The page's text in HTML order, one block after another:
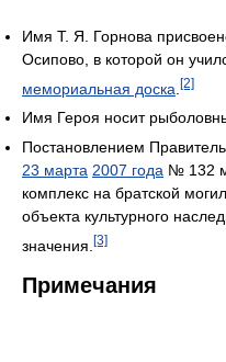
Имя Т. Я. Горнова
Осипово, в которой он
мемориальная доска [2]
Имя Героя носит
Постановлением
23 марта 2007 года № 132
комплекс на братской
объекта культурного
значения. [3]
Примечания